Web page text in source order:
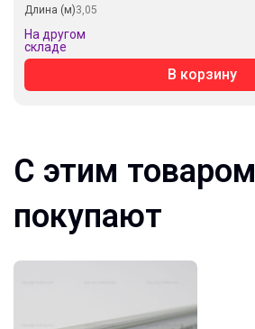
Длина (м)3,05
На другом
складе
В корзину
С этим товаром
покупают